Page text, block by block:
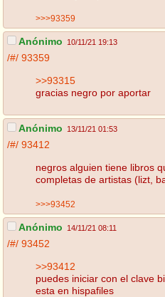
>>>93359
Anónimo 10/11/21 19:13
/#/ 93359
>>93315
gracias negro por aportar
Anónimo 13/11/21 01:53
/#/ 93412
negros alguien tiene libros
completas de artistas (lizt,
>>>93452
Anónimo 14/11/21 08:11
/#/ 93452
>>93412
puedes iniciar con el clave
esta en hispafiles